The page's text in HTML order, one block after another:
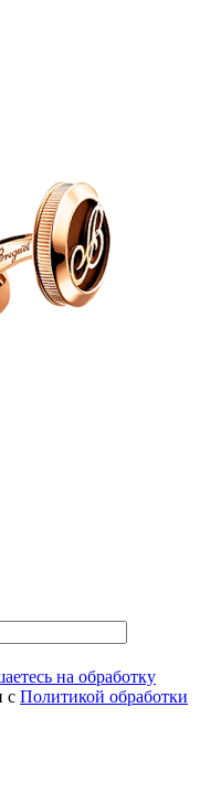
на обработку
с Политикой обработки